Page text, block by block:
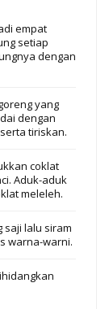
empat
setiap
dengan
yang
dengan
tiriskan.
coklat
Aduk-aduk
meleleh.
saji lalu siram
warna-warni.